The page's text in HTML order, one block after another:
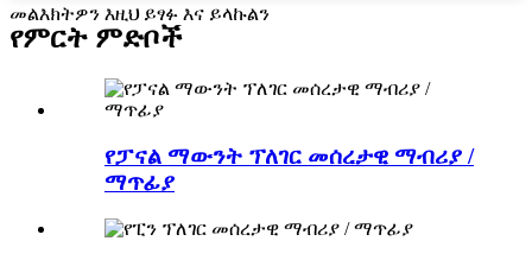
መልእክትዎን እዚህ ይፃፉ እና ይላኩልን
የምርት ምድቦች
የፓናል ማውንት ፕለገር መሰረታዊ ማብሪያ /
ማጥፊያ